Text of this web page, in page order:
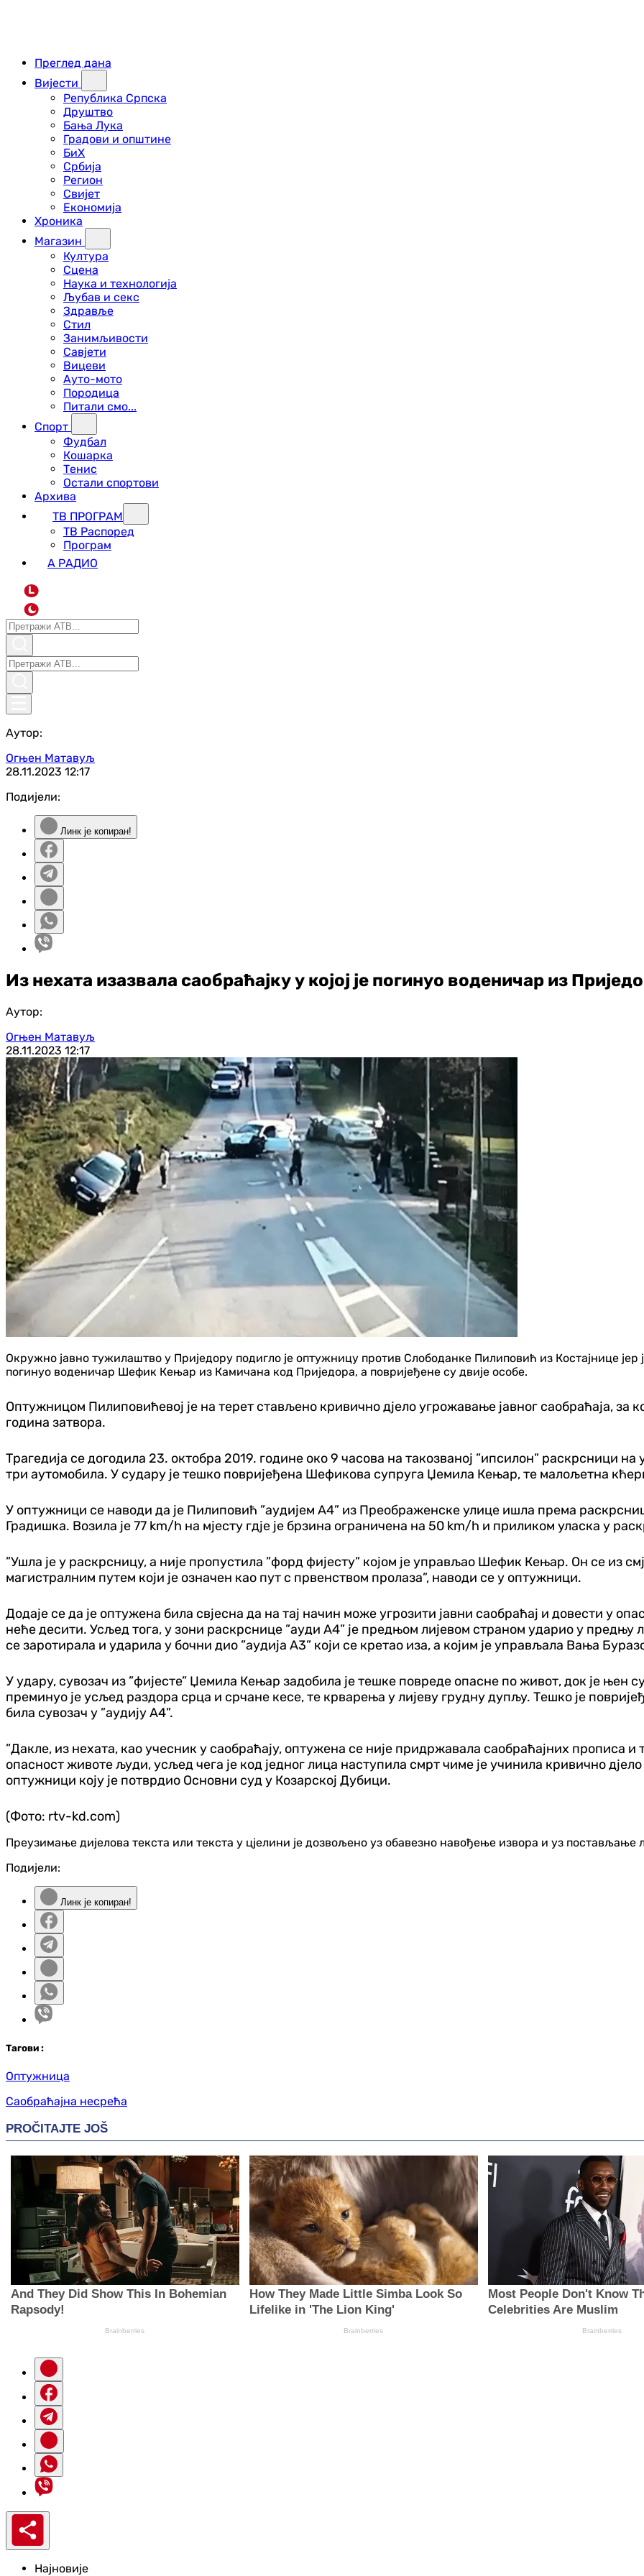
Преглед дана
Вијести
Република Српска
Друштво
Бања Лука
Градови и општине
БиХ
Србија
Регион
Свијет
Економија
Хроника
Магазин
Култура
Сцена
Наука и технологија
Љубав и секс
Здравље
Стил
Занимљивости
Савјети
Вицеви
Ауто-мото
Породица
Питали смо...
Спорт
Фудбал
Кошарка
Тенис
Остали спортови
Архива
ТВ ПРОГРАМ
ТВ Распоред
Програм
А РАДИО
L
Аутор:
Огњен Матавуљ
28.11.2023 12:17
Подијели:
Линк је копиран!
Из нехата изазвала саобраћајку у којој је погинуо воденичар из
Аутор:
Огњен Матавуљ
28.11.2023 12:17
Окружно јавно тужилаштво у Приједору подигло је оптужницу против Слободанке Пилиповић из Костајнице јер
погинуо воденичар Шефик Кењар из Камичана код Приједора, а повријеђене су двије особе.
Оптужницом Пилиповићевој је на терет стављено кривично дјело угрожавање јавног саобраћаја, за
година затвора.
Трагедија се догодила 23. октобра 2019. године око 9 часова на такозваној ”ипсилон” раскрсници
три аутомобила. У судару је тешко повријеђена Шефикова супруга Џемила Кењар, те малољетна
У оптужници се наводи да је Пилиповић ”аудијем А4” из Преображенске улице ишла према
Градишка. Возила је 77 km/h на мјесту гдје је брзина ограничена на 50 km/h и приликом уласка у
”Ушла је у раскрсницу, а није пропустила ”форд фијесту” којом је управљао Шефик Кењар. Он се из
магистралним путем који је означен као пут с првенством пролаза”, наводи се у оптужници.
Додаје се да је оптужена била свјесна да на тај начин може угрозити јавни саобраћај и довести у
неће десити. Усљед тога, у зони раскрснице ”ауди А4” је предњом лијевом страном ударио у предњу
се заротирала и ударила у бочни дио ”аудија А3” који се кретао иза, а којим је управљала Вања
У удару, сувозач из ”фијесте” Џемила Кењар задобила је тешке повреде опасне по живот, док је
преминуо је усљед раздора срца и срчане кесе, те крварења у лијеву грудну дупљу. Тешко је
била сувозач у ”аудију А4”.
”Дакле, из нехата, као учесник у саобраћају, оптужена се није придржавала саобраћајних прописа и
опасност животе људи, усљед чега је код једног лица наступила смрт чиме је учинила кривично
оптужници коју је потврдио Основни суд у Козарској Дубици.
(Фото: rtv-kd.com)
Преузимање дијелова текста или текста у цјелини је дозвољено уз обавезно навођење извора и уз
Подијели:
Линк је копиран!
Тагови :
Оптужница
Саобраћајна несрећа
Најновије